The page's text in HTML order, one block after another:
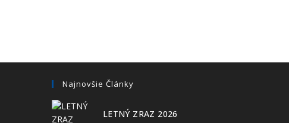
Najnovšie Články
LETNÝ ZRAZ 2026